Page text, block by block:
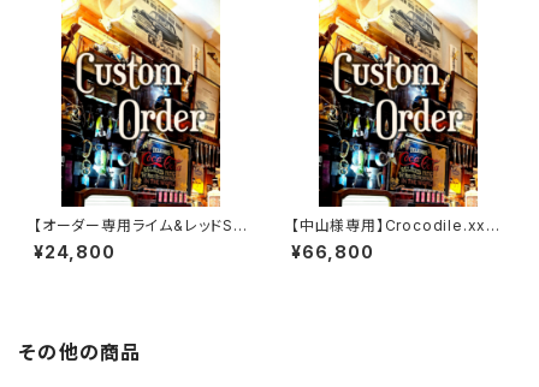
【オーダー専用ライム&レッドSS
W
¥24,800
【中山様専用】Crocodile.xxx.
Edition// JACK.RIDE.SSW
¥66,800
その他の商品